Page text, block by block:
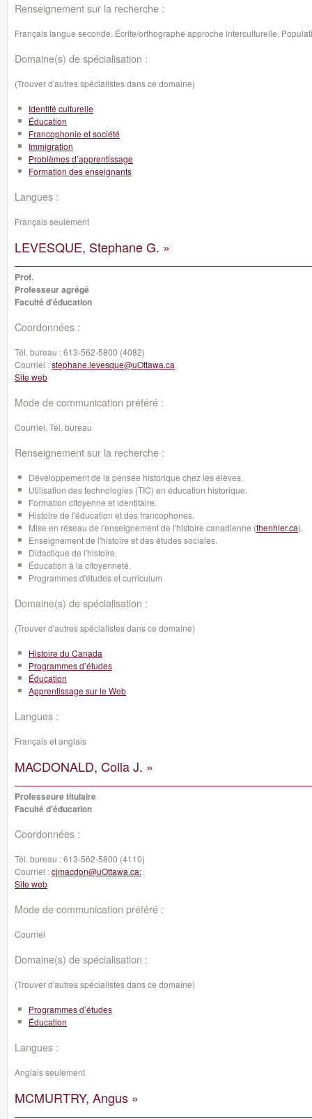
Renseignement sur la recherche :
Français langue seconde. Écrite/orthographe approche interculturelle.
Domaine(s) de spécialisation :
(Trouver d'autres spécialistes dans ce domaine)
Identité culturelle
Éducation
Francophonie et société
Immigration
Problèmes d’apprentissage
Formation des enseignants
Langues :
Français seulement
LEVESQUE, Stephane G. »
Prof.
Professeur agrégé
Faculté d'éducation
Coordonnées :
Tél. bureau :613-562-5800 (4082)
Courriel :stephane.levesque@uOttawa.ca
Site web
Mode de communication préféré :
Courriel, Tél. bureau
Renseignement sur la recherche :
Développement de la pensée historique chez les élèves.
Utilisation des technologies (TIC) en éducation historique.
Formation citoyenne et identitaire.
Histoire de l'éducation et des francophones.
Mise en réseau de l'enseignement de l'histoire canadienne (thenhier.ca).
Enseignement de l'histoire et des études sociales.
Didactique de l'histoire.
Éducation à la citoyenneté.
Programmes d'études et curriculum
Domaine(s) de spécialisation :
(Trouver d'autres spécialistes dans ce domaine)
Histoire du Canada
Programmes d’études
Éducation
Apprentissage sur le Web
Langues :
Français et anglais
MACDONALD, Colla J. »
Professeure titulaire
Faculté d'éducation
Coordonnées :
Tél. bureau :613-562-5800 (4110)
Courriel :cjmacdon@uOttawa.ca:
Site web
Mode de communication préféré :
Courriel
Domaine(s) de spécialisation :
(Trouver d'autres spécialistes dans ce domaine)
Programmes d’études
Éducation
Langues :
Anglais seulement
MCMURTRY, Angus »